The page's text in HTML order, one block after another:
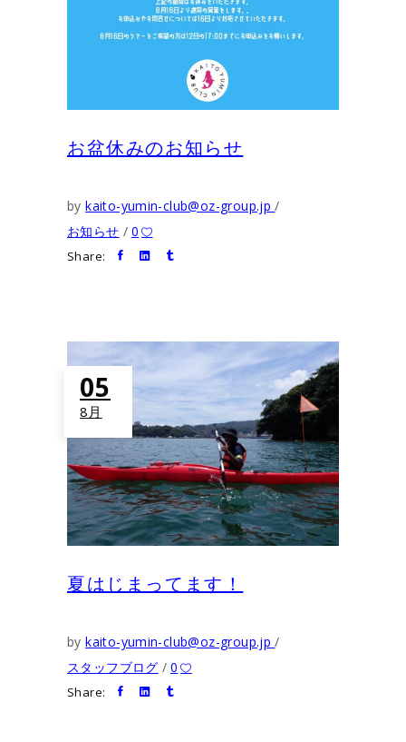
お盆休みのお知らせ
bykaito-yumin-club@oz-group.jp
お知らせ
0
Share:
05
8月
夏はじまってます！
bykaito-yumin-club@oz-group.jp
スタッフブログ
0
Share: